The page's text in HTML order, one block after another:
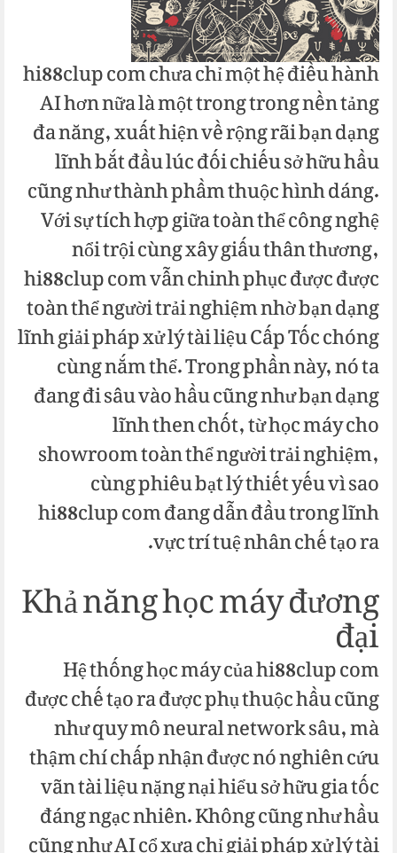
hi88clup com chưa chỉ một hệ điều hành
AI hơn nữa là một trong trong nền tảng
đa năng, xuất hiện về rộng rãi bạn dạng
lĩnh bắt đầu lúc đối chiếu sở hữu hầu
cũng như thành phầm thuộc hình dáng.
Với sự tích hợp giữa toàn thể công nghệ
nổi trội cùng xây giấu thân thương,
hi88clup com vẫn chinh phục được được
toàn thể người trải nghiệm nhờ bạn dạng
lĩnh giải pháp xử lý tài liệu Cấp Tốc chóng
cùng nắm thể. Trong phần này, nó ta
đang đi sâu vào hầu cũng như bạn dạng
lĩnh then chốt, từ học máy cho
showroom toàn thể người trải nghiệm,
cùng phiêu bạt lý thiết yếu vì sao
hi88clup com đang dẫn đầu trong lĩnh
vực trí tuệ nhân chế tạo ra.
Khả năng học máy đương
đại
Hệ thống học máy của hi88clup com
được chế tạo ra được phụ thuộc hầu cũng
như quy mô neural network sâu, mà
thậm chí chấp nhận được nó nghiên cứu
vãn tài liệu nặng nại hiểu sở hữu gia tốc
đáng ngạc nhiên. Không cũng như hầu